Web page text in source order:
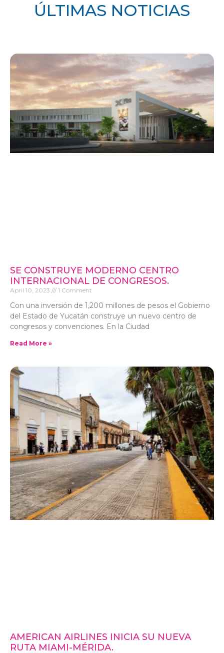
ÚLTIMAS NOTICIAS
SE CONSTRUYE MODERNO CENTRO
INTERNACIONAL DE CONGRESOS.
April 10, 2023 1 Comment
Con una inversión de 1,200 millones de pesos el Gobierno
del Estado de Yucatán construye un nuevo centro de
congresos y convenciones. En la Ciudad
Read More »
AMERICAN AIRLINES INICIA SU NUEVA
RUTA MIAMI-MÉRIDA.